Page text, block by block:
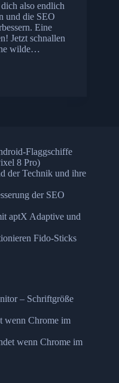
also endlich
und die SEO
Eine
Jetzt schnallen
wilde…
Flaggschiffe
8 Pro)
der Technik und ihre
der SEO
aptX Adaptive und
Fido-Sticks
– Schriftgröße
wenn Chrome im
wenn Chrome im